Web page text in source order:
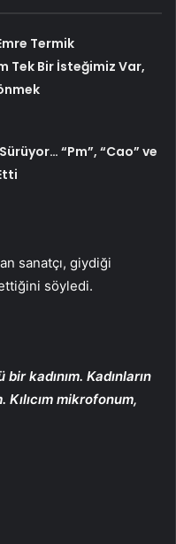
Termik
Tek Bir İsteğimiz Var,
“Pm”, “Cao” ve
sanatçı, giydiği
söyledi.
kadınım. Kadınların
mikrofonum,